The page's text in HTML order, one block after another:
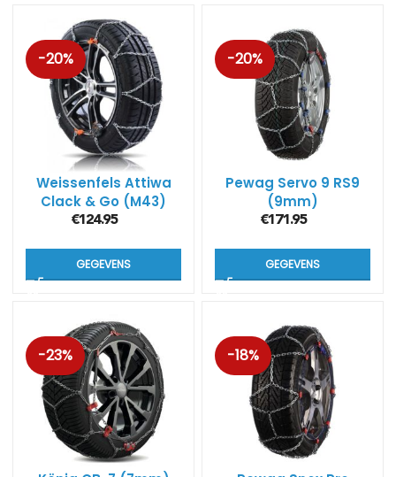
-20%
Weissenfels Attiwa
Clack & Go (M43)
€124.95
GEGEVENS
-20%
Pewag Servo 9 RS9
(9mm)
€171.95
GEGEVENS
-23% -18%